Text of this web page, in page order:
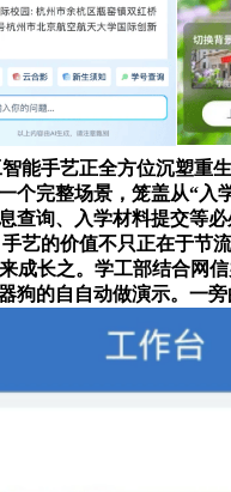
能手艺正全方位沉塑重
完整场景，笼盖从“入
查询、入学材料提交等
艺的价值不只正在于节
成长之。学工部结合网
狗的自自动做演示。一